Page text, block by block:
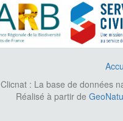
Clicnat : La base de données
Réalisé à partir de